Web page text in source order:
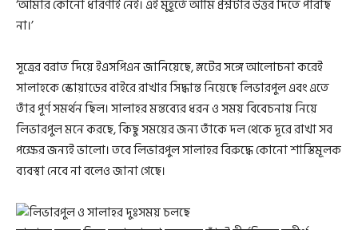
‘আমার কোনো ধারণাই নেই। এই মুহূর্তে আমি প্রশ্নটার উত্তর দিতে পারছি
না।’
সূত্রের বরাত দিয়ে ইএসপিএন জানিয়েছে, স্লটের সঙ্গে আলোচনা করেই
সালাহকে স্কোয়াডের বাইরে রাখার সিদ্ধান্ত নিয়েছে লিভারপুল এবং এতে
তাঁর পূর্ণ সমর্থন ছিল। সালাহর মন্তব্যের ধরন ও সময় বিবেচনায় নিয়ে
লিভারপুল মনে করছে, কিছু সময়ের জন্য তাঁকে দল থেকে দূরে রাখা সব
পক্ষের জন্যই ভালো। তবে লিভারপুল সালাহর বিরুদ্ধে কোনো শাস্তিমূলক
ব্যবস্থা নেবে না বলেও জানা গেছে।